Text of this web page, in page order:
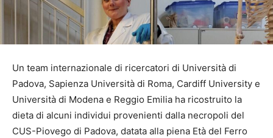
Un team internazionale di ricercatori di Università di
Padova, Sapienza Università di Roma, Cardiff University e
Università di Modena e Reggio Emilia ha ricostruito la
dieta di alcuni individui provenienti dalla necropoli del
CUS-Piovego di Padova, datata alla piena Età del Ferro